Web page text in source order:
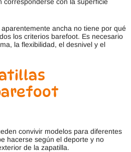
ancha no tiene por qué
los criterios barefoot. Es necesario
la flexibilidad, el desnivel y el
convivir modelos para diferentes
hacerse según el deporte y no
de la zapatilla.